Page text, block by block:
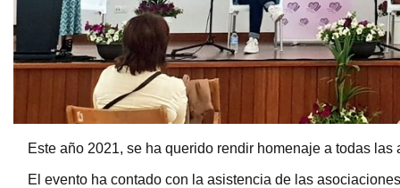
Este año 2021, se ha querido rendir homenaje a todas
El evento ha contado con la asistencia de las